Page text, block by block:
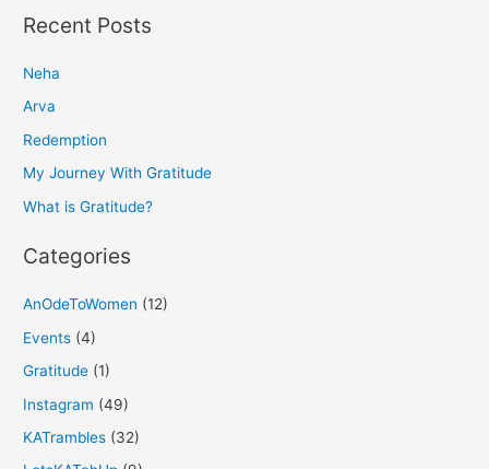
a
c
h
f
o
Recent Posts
Neha
Arva
Redemption
My Journey With Gratitude
What is Gratitude?
Categories
AnOdeToWomen (12)
Events (4)
Gratitude (1)
Instagram (49)
KATrambles (32)